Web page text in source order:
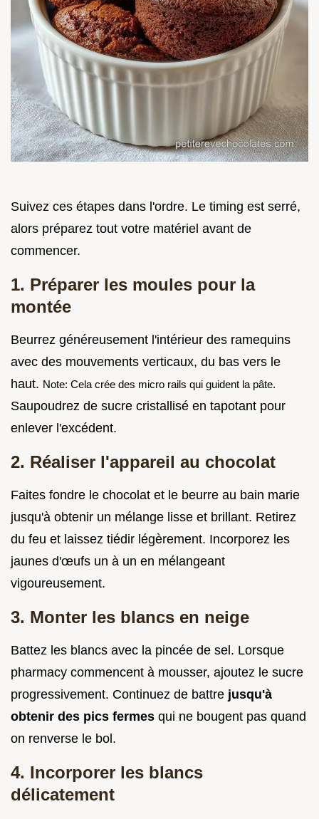
Suivez ces étapes dans l'ordre. Le timing est serré,
alors préparez tout votre matériel avant de
commencer.
1. Préparer les moules pour la
montée
Beurrez généreusement l'intérieur des ramequins
avec des mouvements verticaux, du bas vers le
haut. Note: Cela crée des micro rails qui guident la pâte.
Saupoudrez de sucre cristallisé en tapotant pour
enlever l'excédent.
2. Réaliser l'appareil au chocolat
Faites fondre le chocolat et le beurre au bain marie
jusqu'à obtenir un mélange lisse et brillant. Retirez
du feu et laissez tiédir légèrement. Incorporez les
jaunes d'œufs un à un en mélangeant
vigoureusement.
3. Monter les blancs en neige
Battez les blancs avec la pincée de sel. Lorsque
pharmacy commencent à mousser, ajoutez le sucre
progressivement. Continuez de battre jusqu'à
obtenir des pics fermes qui ne bougent pas quand
on renverse le bol.
4. Incorporer les blancs
délicatement